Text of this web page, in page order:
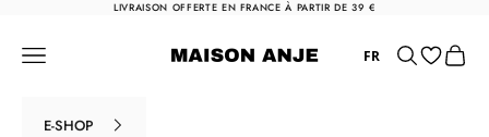
Passer au contenuLIVRAISON OFFERTE EN FRANCE À PARTIR DE 39 €
Maison Anje
Menu FR Rechercher
Panier
E-SHOP